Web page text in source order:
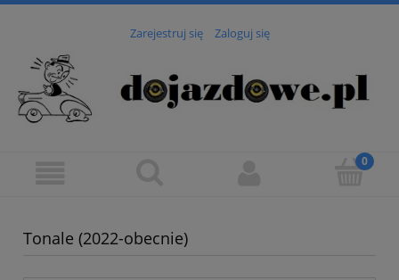
Zarejestruj się Zaloguj się
Tonale (2022-obecnie)